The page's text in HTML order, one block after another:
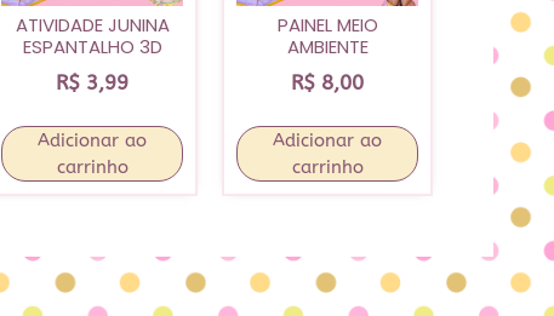
ATIVIDADE JUNINA
ESPANTALHO 3D
R$ 3,99
Adicionar ao
carrinho
PAINEL MEIO
AMBIENTE
R$ 8,00
Adicionar ao
carrinho